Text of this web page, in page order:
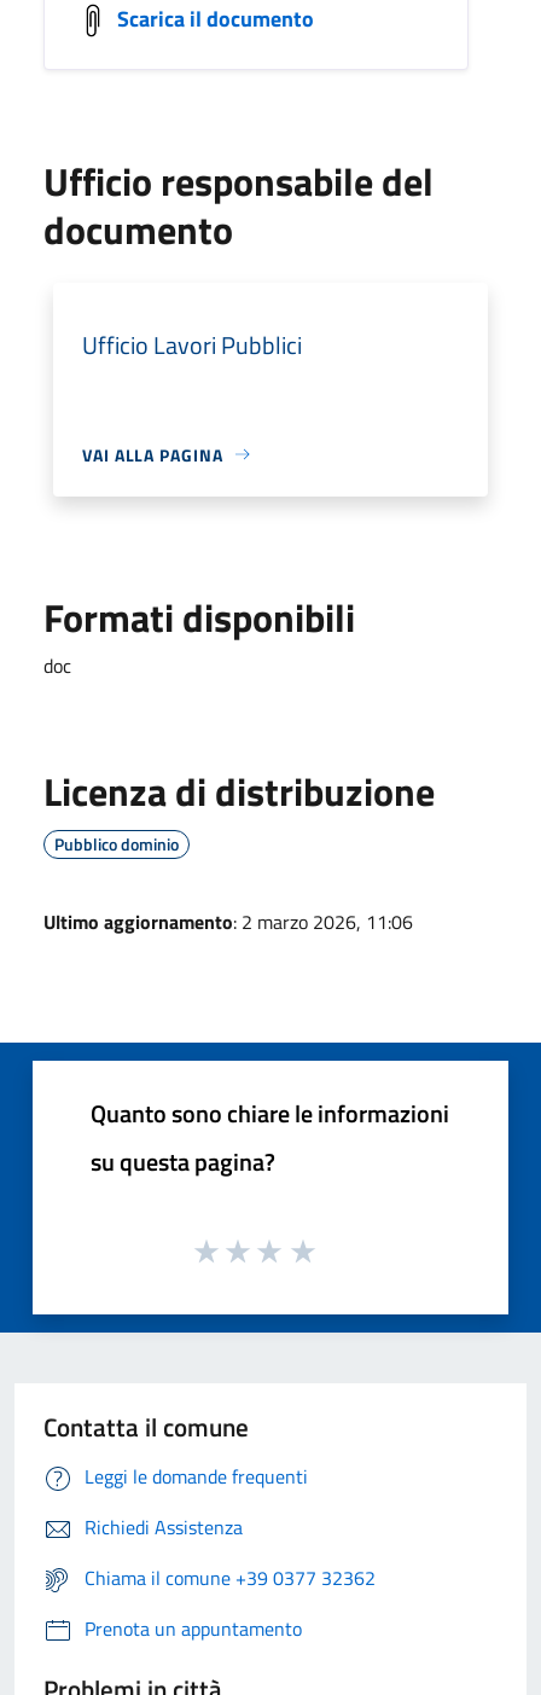
Scarica il documento
Ufficio responsabile del
documento
Ufficio Lavori Pubblici
VAI ALLA PAGINA
Formati disponibili
doc
Licenza di distribuzione
Pubblico dominio
Ultimo aggiornamento: 2 marzo 2026, 11:06
Quanto sono chiare le informazioni
su questa pagina?
Contatta il comune
Leggi le domande frequenti
Richiedi Assistenza
Chiama il comune +39 0377 32362
Prenota un appuntamento